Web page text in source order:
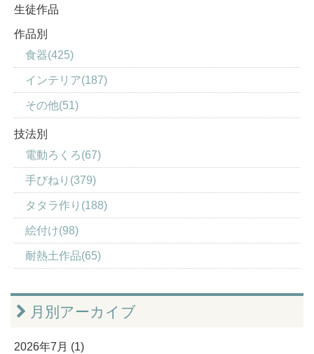
生徒作品
作品別
食器(425)
インテリア(187)
その他(51)
技法別
電動ろくろ(67)
手びねり(379)
タタラ作り(188)
絵付け(98)
耐熱土作品(65)
月別アーカイブ
2026年7月 (1)